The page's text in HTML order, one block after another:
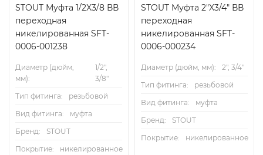
STOUT Муфта 1/2X3/8 ВВ
переходная
никелированная SFT-
0006-001238
Диаметр (дюйм,
мм):
1/2",
3/8"
Тип фитинга:
резьбовой
Вид фитинга:
муфта
Бренд:
STOUT
Покрытие:
никелированное
STOUT Муфта 2"X3/4" ВВ
переходная
никелированная SFT-
0006-000234
Диаметр (дюйм, мм):
2", 3/4"
Тип фитинга:
резьбовой
Вид фитинга:
муфта
Бренд:
STOUT
Покрытие:
никелированное